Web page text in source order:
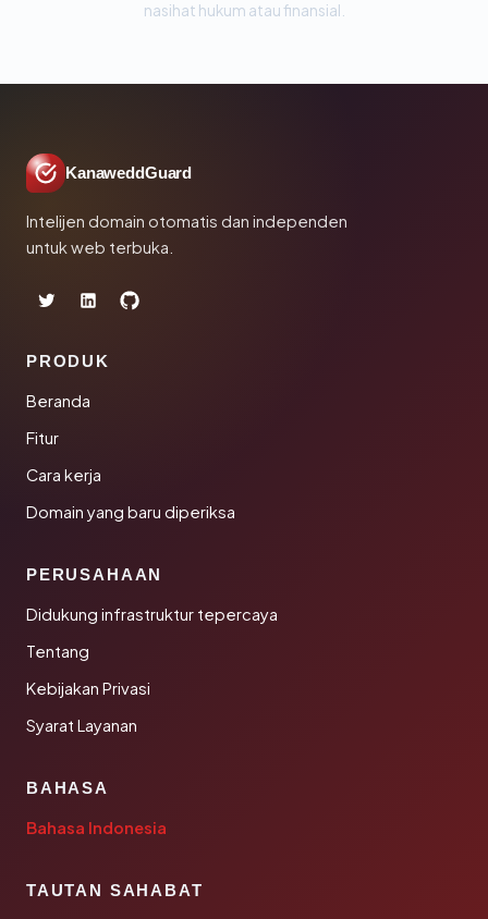
nasihat hukum atau finansial.
KanaweddGuard
Intelijen domain otomatis dan independen
untuk web terbuka.
PRODUK
Beranda
Fitur
Cara kerja
Domain yang baru diperiksa
PERUSAHAAN
Didukung infrastruktur tepercaya
Tentang
Kebijakan Privasi
Syarat Layanan
BAHASA
Bahasa Indonesia
TAUTAN SAHABAT